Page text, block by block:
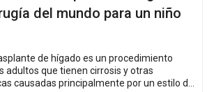
del mundo para un niño
adultos que tienen cirrosis y otras
causadas principalmente por un estilo de